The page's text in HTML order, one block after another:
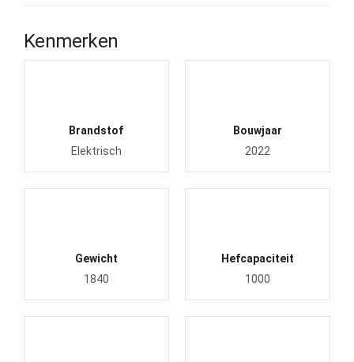
Kenmerken
Brandstof
Elektrisch
Bouwjaar
2022
Gewicht
1840
Hefcapaciteit
1000